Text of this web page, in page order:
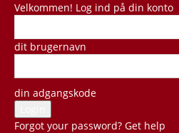
Velkommen! Log ind på din konto
dit brugernavn
din adgangskode
Forgot your password? Get help